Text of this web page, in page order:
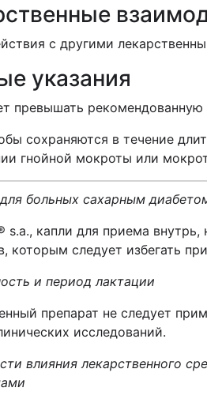
с другими
указания
превышать рекомендованную
сохраняются в течение
гнойной мокроты или
больных сахарным
s.a., капли для приема
которым следует избегать
и период лактации
препарат не следует
исследований.
влияния лекарственного